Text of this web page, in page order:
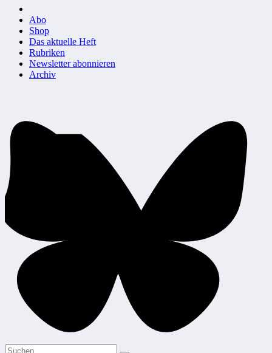
Abo
Shop
Das aktuelle Heft
Rubriken
Newsletter abonnieren
Archiv